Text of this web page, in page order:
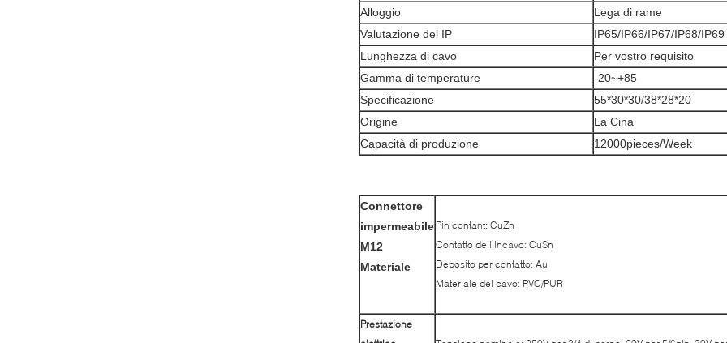
Alloggio
Lega di rame
Valutazione del IP
IP65/IP66/IP67/IP68/IP69
Lunghezza di cavo
Per vostro requisito
Gamma di temperature
-20~+85
Specificazione
55*30*30/38*28*20
Origine
La Cina
Capacità di produzione
12000pieces/Week
Connettore
impermeabile
M12
Materiale
Pin contant: CuZn
Contatto dell'incavo: CuSn
Deposito per contatto: Au
Materiale del cavo: PVC/PUR
Prestazione